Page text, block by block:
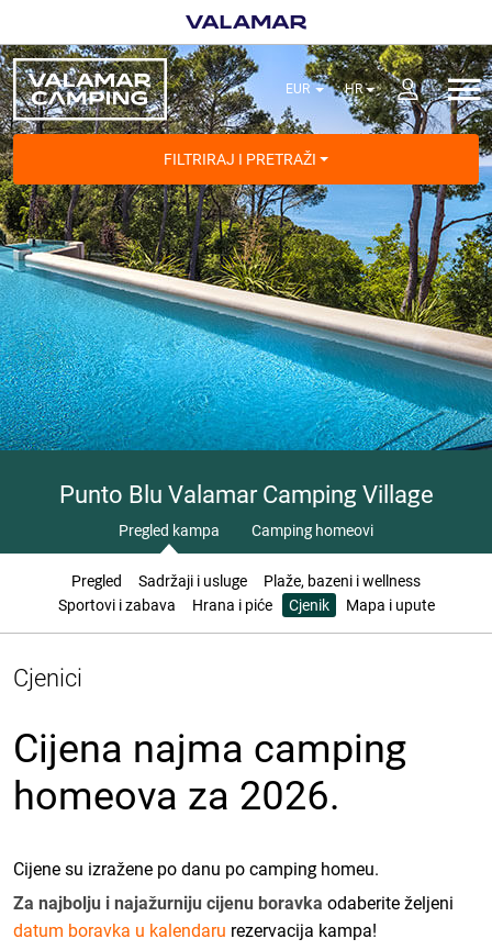
FILTRIRAJ I PRETRAŽI
Punto Blu Valamar Camping Village
Pregled kampa Camping homeovi
Pregled Sadržaji i usluge
Plaže, bazeni i wellness
Sportovi i zabava
Hrana i piće Cjenik Mapa i upute
Cjenici
Cijena najma camping
homeova za 2026.
Cijene su izražene po danu po camping homeu.
Za najbolju i najažurniju cijenu boravka odaberite željeni
datum boravka u kalendaru rezervacija kampa!